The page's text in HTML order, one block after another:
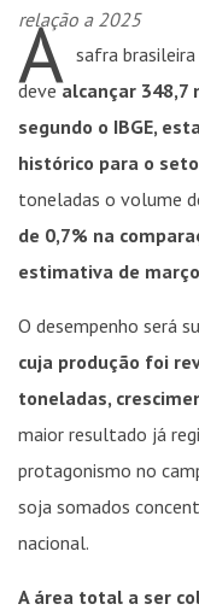
relação a 2025
A safra
devealcançar 348,7
segundo o IBGE,
histórico para o
toneladas o volume
de 0,7% na
estimativa de
O desempenho será
cuja produção foi
toneladas,
maior resultado já
protagonismo no
soja somados
nacional.
A área total a ser